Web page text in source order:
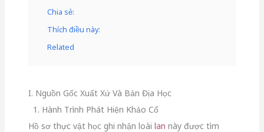
Chia sẻ:
Thích điều này:
Related
I. Nguồn Gốc Xuất Xứ Và Bản Địa Học
1. Hành Trình Phát Hiện Khảo Cổ
Hồ sơ thực vật học ghi nhận loài lan này được tìm